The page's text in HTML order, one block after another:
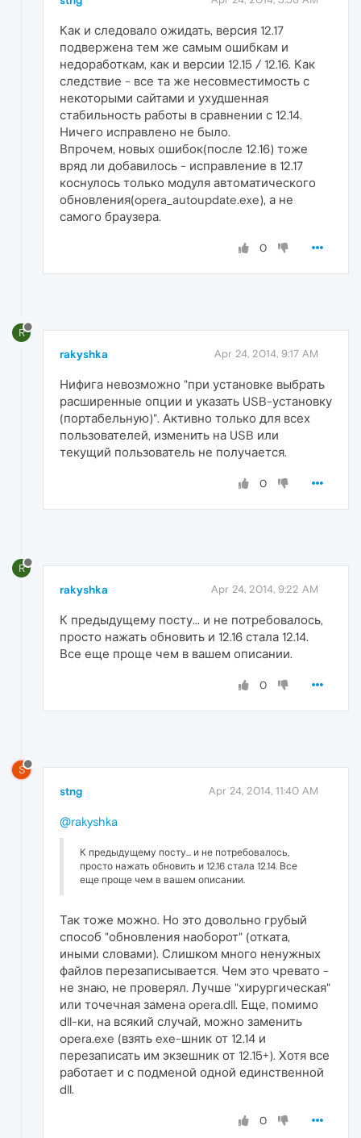
Как и следовало ожидать, версия 12.17
подвержена тем же самым ошибкам и
недоработкам, как и версии 12.15 / 12.16. Как
следствие - все та же несовместимость с
некоторыми сайтами и ухудшенная
стабильность работы в сравнении с 12.14.
Ничего исправлено не было.
Впрочем, новых ошибок(после 12.16) тоже
вряд ли добавилось - исправление в 12.17
коснулось только модуля автоматического
обновления(opera_autoupdate.exe), а не
самого браузера.
0
R
rakyshka Apr 24, 2014, 9:17 AM
Нифига невозможно "при установке выбрать
расширенные опции и указать USB-установку
(портабельную)". Активно только для всех
пользователей, изменить на USB или
текущий пользователь не получается.
0
R
rakyshka Apr 24, 2014, 9:22 AM
К предыдущему посту... и не потребовалось,
просто нажать обновить и 12.16 стала 12.14.
Все еще проще чем в вашем описании.
0
S
stng Apr 24, 2014, 11:40 AM
@rakyshka
К предыдущему посту... и не потребовалось,
просто нажать обновить и 12.16 стала 12.14. Все
еще проще чем в вашем описании.
Так тоже можно. Но это довольно грубый
способ "обновления наоборот" (отката,
иными словами). Слишком много ненужных
файлов перезаписывается. Чем это чревато -
не знаю, не проверял. Лучше "хирургическая"
или точечная замена opera.dll. Еще, помимо
dll-ки, на всякий случай, можно заменить
opera.exe (взять exe-шник от 12.14 и
перезаписать им экзешник от 12.15+). Хотя все
работает и с подменой одной единственной
dll.
0